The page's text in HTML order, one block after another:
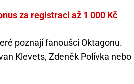
za registraci až 1 000 Kč
poznají fanoušci Oktagonu.
Klevets, Zdeněk Polívka nebo